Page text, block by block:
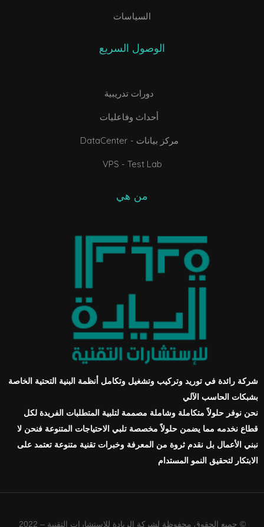
السياسات
الوصول السريع
دورات تدريبية
أحداث وفاعليات
DataCenter - مركز بيانات
VPS - Test Lab
من هي
شركة رائدة في توريد وتركيب وتشغيل وتكامل أنظمة البنية التحتية الخاصة
بشبكات الحاسب الآلي
نحن نوفر حلولاً متكاملة وشاملة مصممة لتلبية المتطلبات الفريدة لكل
قطاع نخدمه مما يضمن حلولاً مخصصة تلبي الاحتياجات المتنوعة فنحن لا
نبني الأعمال بل نقدم ثروة من المعرفة وخبرات تقنية متنوعة تعتمد على
الابتكار لتحقيق النمو المستدام
© جميع الحقوق محفوظة لشركة الريادة للإستشارات التقنية – 2022